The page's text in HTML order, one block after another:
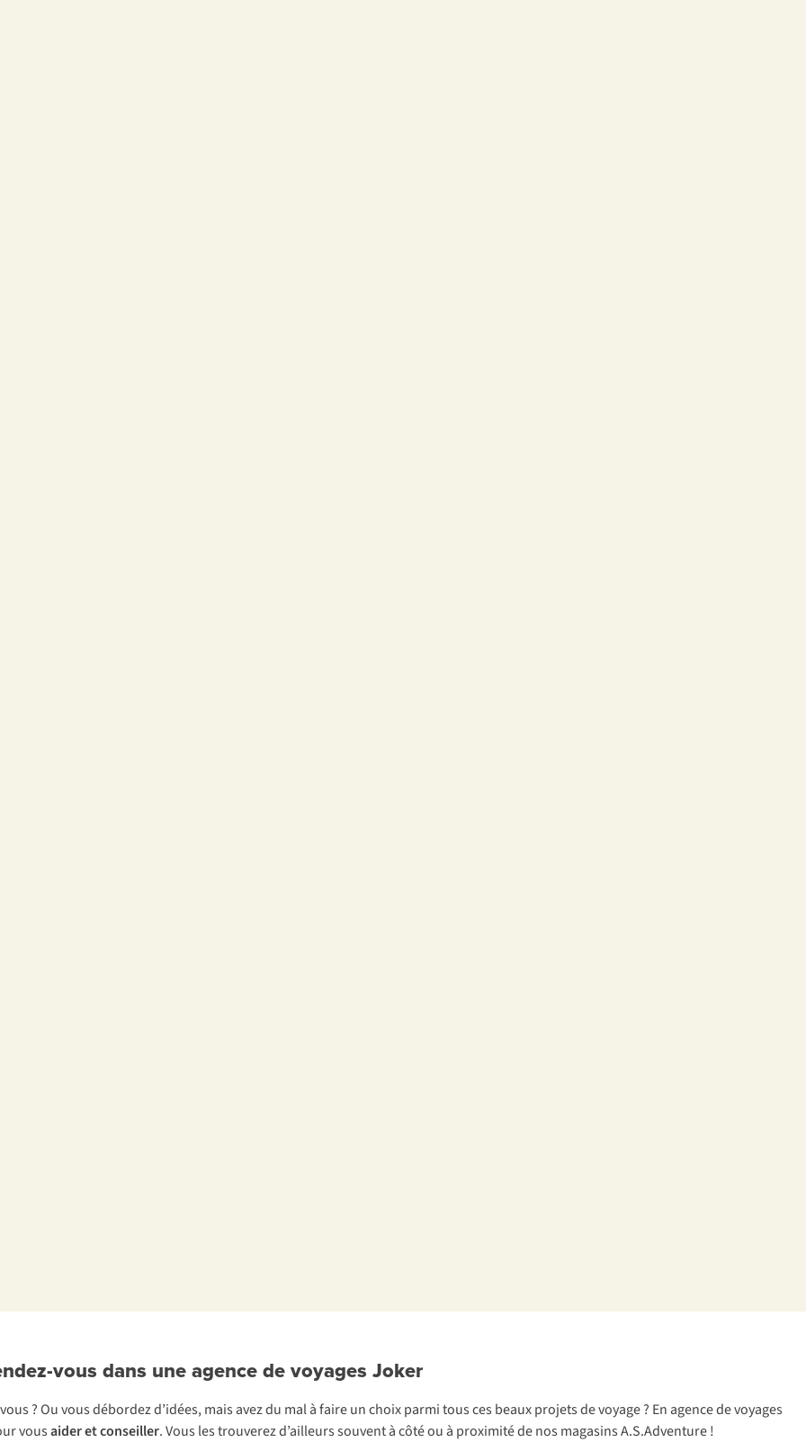
vous dans une agence de voyages Joker
? Ou vous débordez d’idées, mais avez du mal à faire un choix parmi tous ces beaux projets de voyage ? En agence de voyages
vousaider et conseiller. Vous les trouverez d’ailleurs souvent à côté ou à proximité de nos magasins A.S.Adventure !